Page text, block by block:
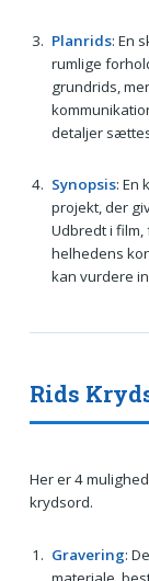
Planrids: En
rumlige
grundrids,
detaljer
Synopsis: En
projekt, der
Udbredt i
helhedens
kan vurdere
Rids
Her er 4
krydsord.
Gravering: